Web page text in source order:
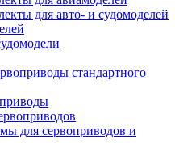
для авто- и судомоделей
стандартного
для сервоприводов и